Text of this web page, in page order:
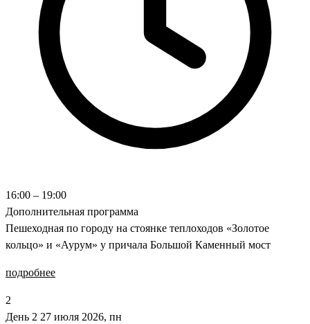
16:00 – 19:00
Дополнительная программа
Пешеходная по городу на стоянке теплоходов «Золотое
кольцо» и «Аурум» у причала Большой Каменный мост
подробнее
2
День 2 27 июля 2026, пн